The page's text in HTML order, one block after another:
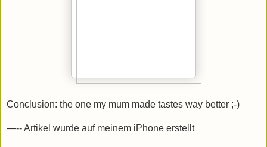
Conclusion: the one my mum made tastes way better ;-)
—-- Artikel wurde auf meinem iPhone erstellt